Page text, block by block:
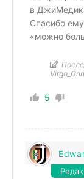
в
Спасибо
«можно
5